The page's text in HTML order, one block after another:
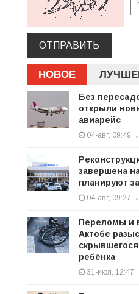
ОТПРАВИТЬ
НОВОЕ
Без
открыли
авиарейс
04-авг, 09:49
завершена
планируют
04-авг, 09:27
Переломы и
Актобе
ребёнка
31-июл, 12:47